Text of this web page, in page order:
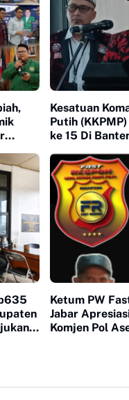
Kesatuan
Putih
ke 15 Di
Ketum PW
Jabar
Komjen Pol